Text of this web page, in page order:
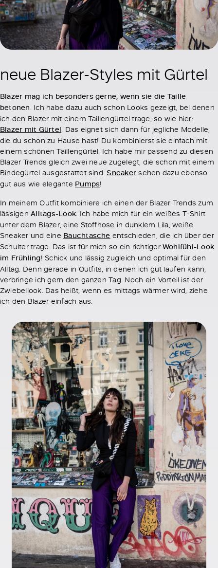
neue Blazer-Styles mit Gürtel
Blazer mag ich besonders gerne, wenn sie die Taille
betonen. Ich habe dazu auch schon Looks gezeigt, bei denen
ich den Blazer mit einem Taillengürtel trage, so wie hier:
Blazer mit Gürtel. Das eignet sich dann für jegliche Modelle,
die du schon zu Hause hast! Du kombinierst sie einfach mit
einem schönen Taillengürtel. Ich habe mir passend zu diesen
Blazer Trends gleich zwei neue zugelegt, die schon mit einem
Bindegürtel ausgestattet sind.Sneaker sehen dazu ebenso
gut aus wie elegante Pumps!
In meinem Outfit kombiniere ich einen der Blazer Trends zum
lässigenAlltags-Look. Ich habe mich für ein weißes T-Shirt
unter dem Blazer, eine Stoffhose in dunklem Lila, weiße
Sneaker und eine Bauchtasche entschieden, die ich über der
Schulter trage. Das ist für mich so ein richtiger Wohlfühl-Look
im Frühling! Schick und lässig zugleich und optimal für den
Alltag. Denn gerade in Outfits, in denen ich gut laufen kann,
verbringe ich gern den ganzen Tag. Noch ein Vorteil ist der
Zwiebellook. Das heißt, wenn es mittags wärmer wird, ziehe
ich den Blazer einfach aus.